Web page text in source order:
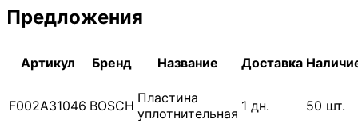
Предложения
Артикул Бренд Название Доставка
F002A31046 BOSCH Пластина
уплотнительная 1 дн. 50 шт.